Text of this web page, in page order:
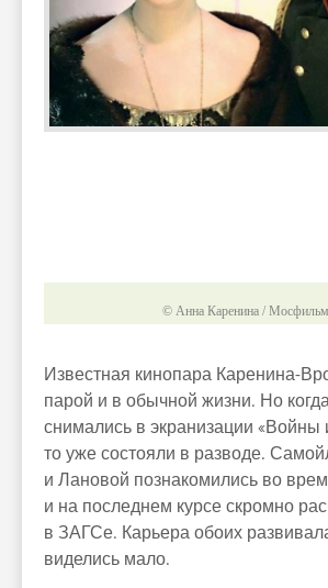
© Анна Каренина / Мосфильм
Известная кинопара Каренина-
парой и в обычной жизни. Но
снимались в экранизации «Войны
то уже состояли в разводе.
и Лановой познакомились во
и на последнем курсе скромно
в ЗАГСе. Карьера обоих
виделись мало.